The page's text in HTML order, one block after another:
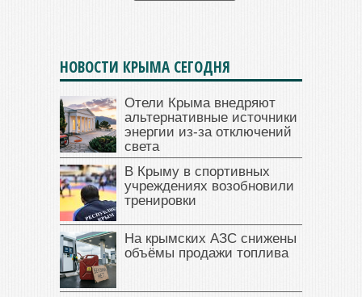
НОВОСТИ КРЫМА СЕГОДНЯ
Отели Крыма внедряют
альтернативные источники
энергии из-за отключений
света
В Крыму в спортивных
учреждениях возобновили
тренировки
На крымских АЗС снижены
объёмы продажи топлива